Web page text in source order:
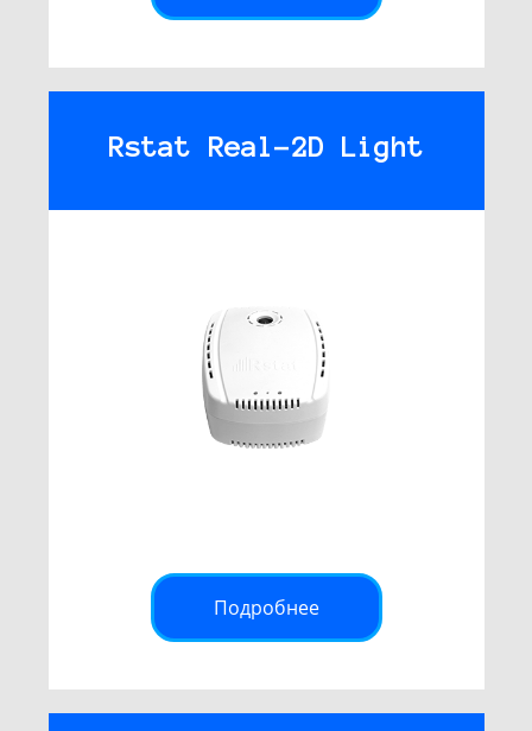
Rstat Real-2D Light
Подробнее